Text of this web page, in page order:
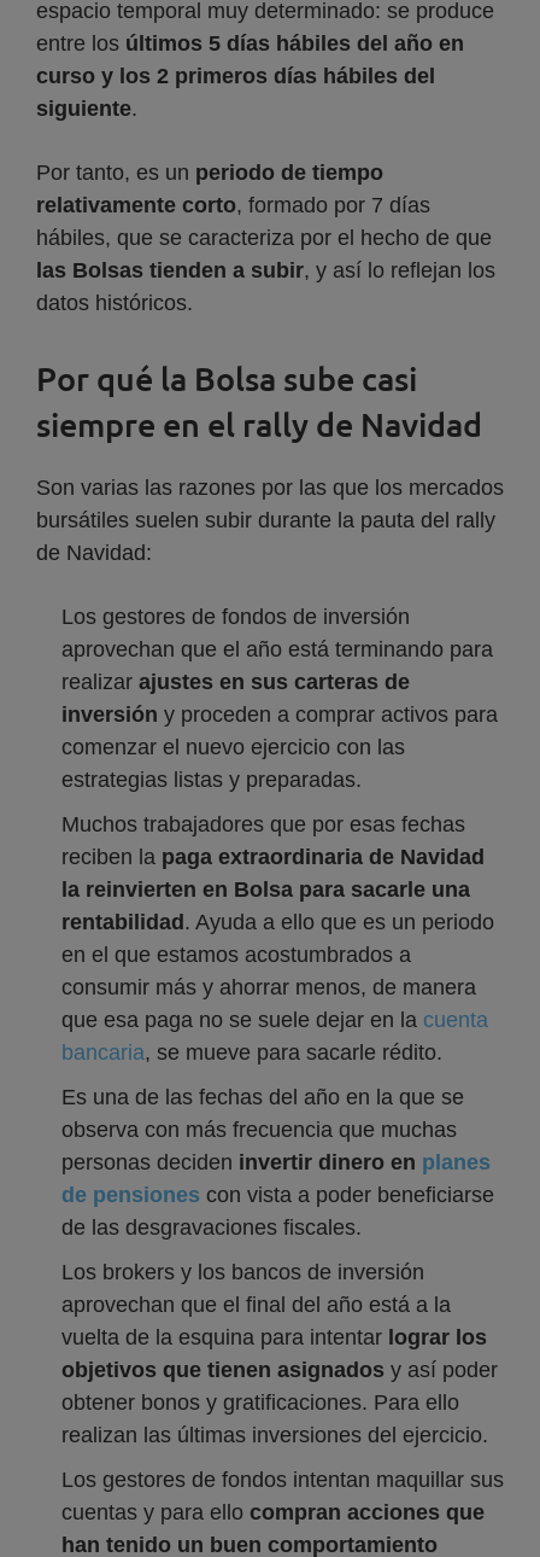
espacio temporal muy determinado: se produce
entre los últimos 5 días hábiles del año en
curso y los 2 primeros días hábiles del
siguiente.
Por tanto, es un periodo de tiempo
relativamente corto, formado por 7 días
hábiles, que se caracteriza por el hecho de que
las Bolsas tienden a subir, y así lo reflejan los
datos históricos.
Por qué la Bolsa sube casi
siempre en el rally de Navidad
Son varias las razones por las que los mercados
bursátiles suelen subir durante la pauta del rally
de Navidad:
Los gestores de fondos de inversión
aprovechan que el año está terminando para
realizar ajustes en sus carteras de
inversión y proceden a comprar activos para
comenzar el nuevo ejercicio con las
estrategias listas y preparadas.
Muchos trabajadores que por esas fechas
reciben la paga extraordinaria de Navidad
la reinvierten en Bolsa para sacarle una
rentabilidad . Ayuda a ello que es un periodo
en el que estamos acostumbrados a
consumir más y ahorrar menos, de manera
que esa paga no se suele dejar en la cuenta
bancaria, se mueve para sacarle rédito.
Es una de las fechas del año en la que se
observa con más frecuencia que muchas
personas deciden invertir dinero en planes
de pensiones con vista a poder beneficiarse
de las desgravaciones fiscales.
Los brokers y los bancos de inversión
aprovechan que el final del año está a la
vuelta de la esquina para intentar lograr los
objetivos que tienen asignados y así poder
obtener bonos y gratificaciones. Para ello
realizan las últimas inversiones del ejercicio.
Los gestores de fondos intentan maquillar sus
cuentas y para ello compran acciones que
han tenido un buen comportamiento